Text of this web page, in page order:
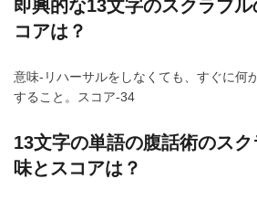
即興的な13文字のスクラブル
コアは？
意味-リハーサルをしなくても、すぐに何
すること。スコア-34
13文字の単語の腹話術のス
味とスコアは？